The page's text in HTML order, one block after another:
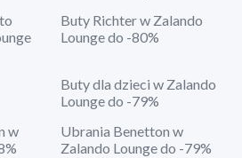
Buty Richter w Zalando
Lounge do -80%
Buty dla dzieci w Zalando
Lounge do -79%
w
Ubrania Benetton w
Zalando Lounge do -79%